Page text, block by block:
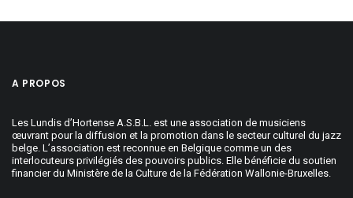
A PROPOS
Les Lundis d’Hortense A.S.B.L. est une association de musiciens
œuvrant pour la diffusion et la promotion dans le secteur culturel du jazz
belge. L’association est reconnue en Belgique comme un des
interlocuteurs privilégiés des pouvoirs publics. Elle bénéficie du soutien
financier du Ministère de la Culture de la Fédération Wallonie-Bruxelles.